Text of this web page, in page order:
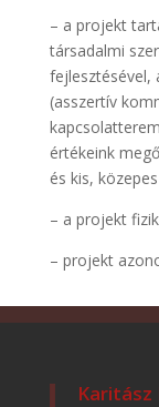
– a projekt
társadalmi
fejlesztésével,
(asszertív
értékeink
és kis,
– a projekt
– projekt
Karitász